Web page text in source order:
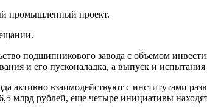
промышленный проект.
подшипникового завода с объемом
и его пусконаладка, а выпуск и
активно взаимодействуют с институтами
млрд рублей, еще четыре инициативы